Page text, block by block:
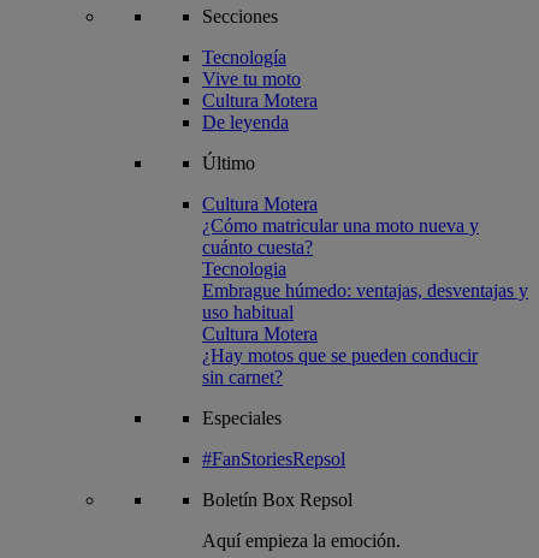
Secciones
Tecnología
Vive tu moto
Cultura Motera
De leyenda
Último
Cultura Motera
¿Cómo matricular una moto nueva y
cuánto cuesta?
Tecnologia
Embrague húmedo: ventajas, desventajas y
uso habitual
Cultura Motera
¿Hay motos que se pueden conducir
sin carnet?
Especiales
#FanStoriesRepsol
Boletín Box Repsol
Aquí empieza la emoción.